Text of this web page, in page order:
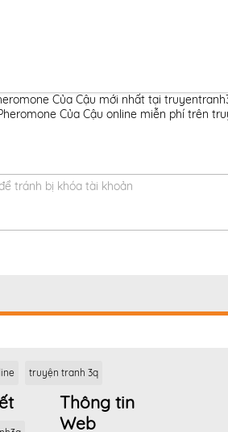
Của Cậu mới nhất tại
Của Cậu online miễn phí trên
tránh bị khóa tài khoản
truyện tranh 3q
Thông tin
Web